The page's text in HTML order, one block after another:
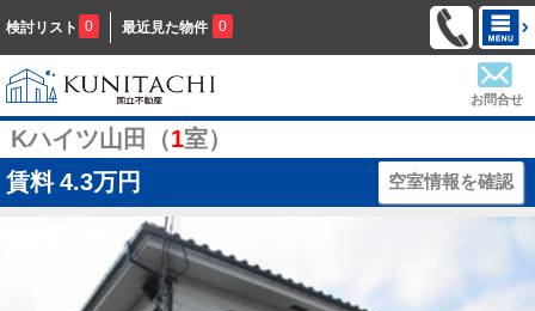
検討リスト 0 最近見た物件 0
お問合せ
Kハイツ山田（1室）
賃料 4.3万円 空室情報を確認